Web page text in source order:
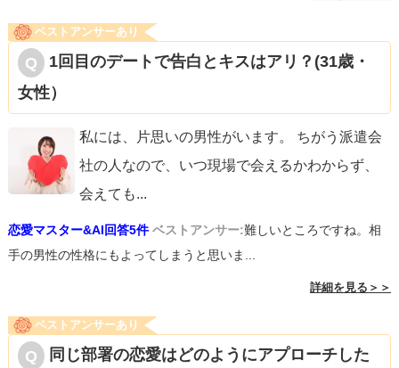
ベストアンサーあり
1回目のデートで告白とキスはアリ？(31歳・
女性）
私には、片思いの男性がいます。 ちがう派遣会
社の人なので、いつ現場で会えるかわからず、
会えても...
恋愛マスター&AI回答5件 ベストアンサー:難しいところですね。相
手の男性の性格にもよってしまうと思いま...
詳細を見る＞＞
ベストアンサーあり
同じ部署の恋愛はどのようにアプローチした